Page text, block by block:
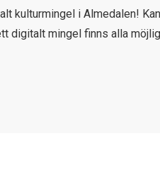
kulturmingel i Almedalen!
digitalt mingel finns alla